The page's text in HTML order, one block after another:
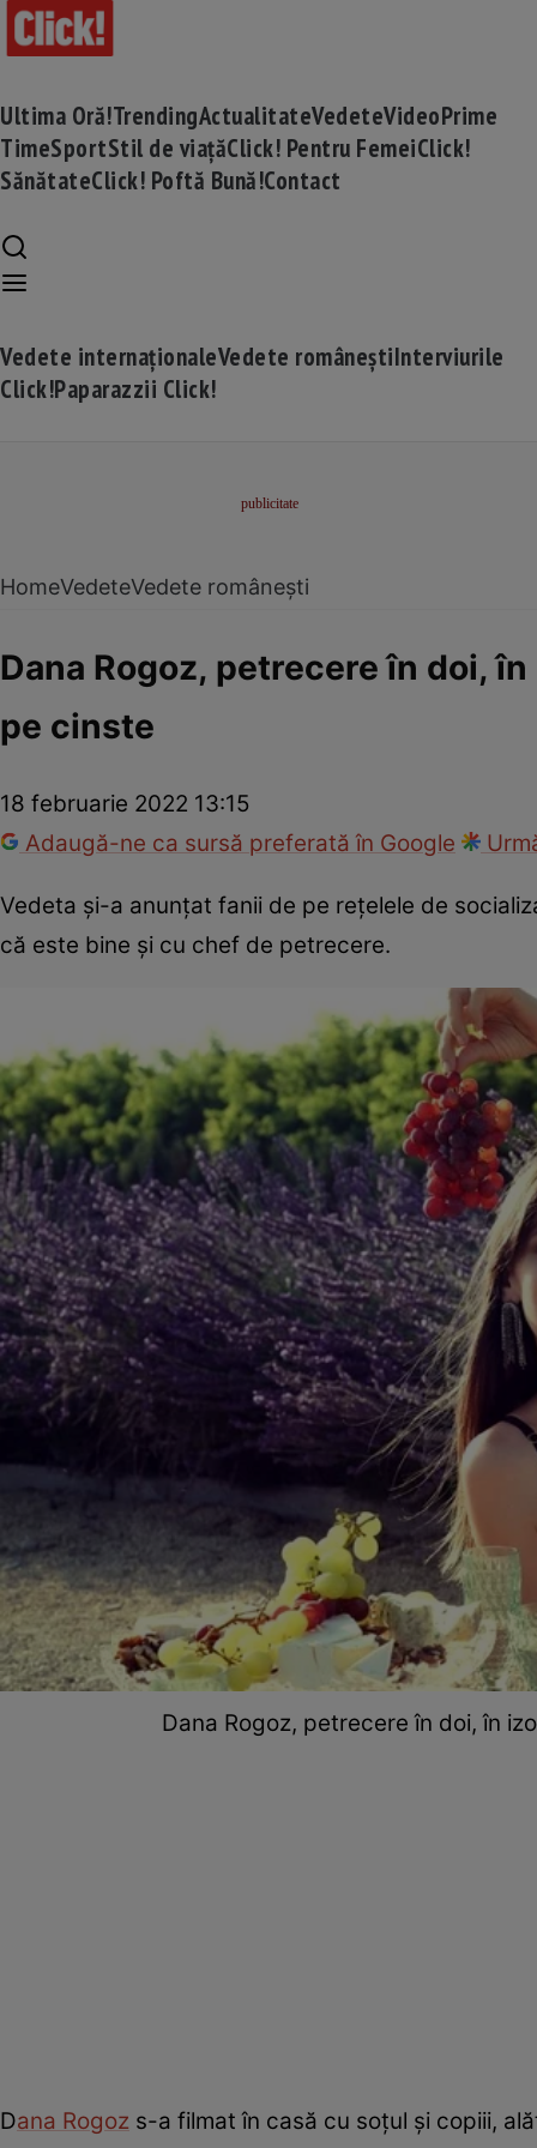
Ultima Oră!TrendingActualitateVedeteVideoPrime
TimeSportStil de viațăClick! Pentru FemeiClick!
SănătateClick! Poftă Bună!Contact
Vedete internaționaleVedete româneștiInterviurile
Click!Paparazzii Click!
HomeVedeteVedete românești
Dana Rogoz, petrecere în doi,
pe cinste
18 februarie 2022 13:15
Adaugă-ne ca sursă preferată în Google
Vedeta și-a anunțat fanii de pe rețelele de
că este bine și cu chef de petrecere.
Dana Rogoz, petrecere în doi, în
Dana Rogoz s-a filmat în casă cu soțul și copiii,